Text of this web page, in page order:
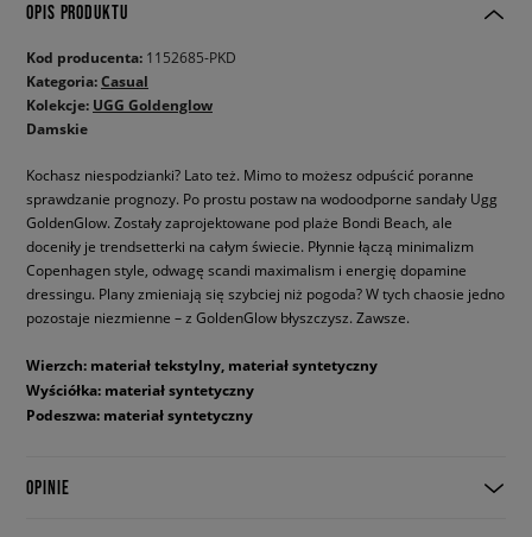
OPIS PRODUKTU
Kod producenta: 1152685-PKD
Kategoria:Casual
Kolekcje: UGG Goldenglow
Damskie
Kochasz niespodzianki? Lato też. Mimo to możesz odpuścić poranne
sprawdzanie prognozy. Po prostu postaw na wodoodporne sandały Ugg
GoldenGlow. Zostały zaprojektowane pod plaże Bondi Beach, ale
doceniły je trendsetterki na całym świecie. Płynnie łączą minimalizm
Copenhagen style, odwagę scandi maximalism i energię dopamine
dressingu. Plany zmieniają się szybciej niż pogoda? W tych chaosie jedno
pozostaje niezmienne – z GoldenGlow błyszczysz. Zawsze.
Wierzch: materiał tekstylny, materiał syntetyczny
Wyściółka: materiał syntetyczny
Podeszwa: materiał syntetyczny
OPINIE